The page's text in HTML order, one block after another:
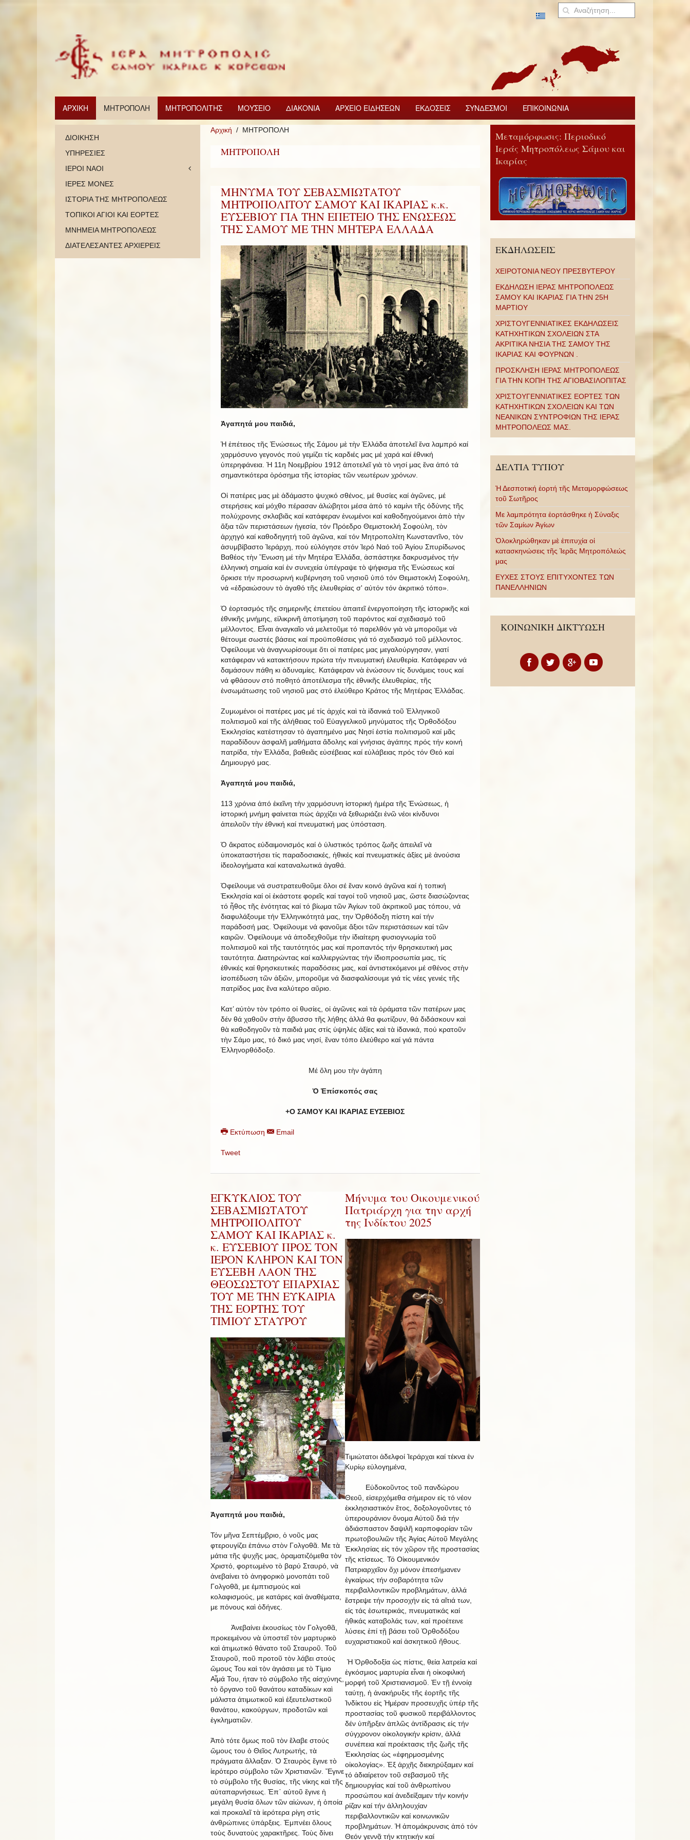
ΑΡΧΙΚΗ ΜΗΤΡΟΠΟΛΗ ΜΗΤΡΟΠΟΛΙΤΗΣ ΜΟΥΣΕΙΟ ΔΙΑΚΟΝΙΑ ΑΡΧΕΙΟ ΕΙΔΗΣΕΩΝ ΕΚΔΟΣΕΙΣ ΣΥΝΔΕΣΜΟΙ ΕΠΙΚΟΙΝΩΝΙΑ
Αρχική ΜΗΤΡΟΠΟΛΗ
ΜΗΤΡΟΠΟΛΗ
ΜΗΝΥΜΑ ΤΟΥ ΣΕΒΑΣΜΙΩΤΑΤΟΥ
ΜΗΤΡΟΠΟΛΙΤΟΥ ΣΑΜΟΥ ΚΑΙ ΙΚΑΡΙΑΣ κ.κ.
ΕΥΣΕΒΙΟΥ ΓΙΑ ΤΗΝ ΕΠΕΤΕΙΟ ΤΗΣ ΕΝΩΣΕΩΣ
ΤΗΣ ΣΑΜΟΥ ΜΕ ΤΗΝ ΜΗΤΕΡΑ ΕΛΛΑΔΑ
Ἀγαπητά μου παιδιά,
Ἡ ἐπέτειος τῆς Ἑνώσεως τῆς Σάμου μὲ τὴν Ἑλλάδα ἀποτελεῖ ἕνα λαμπρό καί
χαρμόσυνο γεγονός πού γεμίζει τίς καρδιές μας μέ χαρά καί ἐθνική
ὑπερηφάνεια. Ἡ 11η Νοεμβρίου 1912 ἀποτελεῖ γιὰ τὸ νησί μας ἕνα ἀπό τά
σημαντικότερα ὁρόσημα τῆς ἱστορίας τῶν νεωτέρων χρόνων.
Οἱ πατέρες μας μὲ ἀδάμαστο ψυχικό σθένος, μέ θυσίες καί ἀγῶνες, μέ
στερήσεις καί μόχθο πέρασαν ἀλώβητοι μέσα ἀπό τό καμίνι τῆς ὀδύνης τῆς
πολύχρονης σκλαβιᾶς καί κατάφεραν ἑνωμένοι καί καθοδηγούμενοι ἀπὸ τὴν
ἄξια τῶν περιστάσεων ἡγεσία, τόν Πρόεδρο Θεμιστοκλή Σοφούλη, τὸν
ἀρχηγό καί καθοδηγητή τοῦ ἀγῶνα, καί τόν Μητροπολίτη Κωνσταντῖνο, τὸν
ἀσυμβίβαστο Ἱεράρχη, πού εὐλόγησε στόν Ἱερό Ναό τοῦ Ἁγίου Σπυρίδωνος
Βαθέος τὴν Ἕνωση μέ τὴν Μητέρα Ἑλλάδα, ἀσπάστηκε δακρυσμένος τήν
ἑλληνική σημαία καί ἐν συνεχεία ὑπέγραψε τὸ ψήφισμα τῆς Ἑνώσεως καί
ὅρκισε τήν προσωρινή κυβέρνηση τοῦ νησιοῦ ὑπό τόν Θεμιστοκλή Σοφούλη,
νά «ἐδραιώσουν τὸ ἀγαθό τῆς ἐλευθερίας σ' αὐτόν τόν ἀκριτικό τόπο».
Ὁ ἑορτασμός τῆς σημερινῆς ἐπετείου ἀπαιτεῖ ἐνεργοποίηση τῆς ἱστορικῆς καὶ
ἐθνικῆς μνήμης, εἰλικρινῆ ἀποτίμηση τοῦ παρόντος καί σχεδιασμό τοῦ
μέλλοντος. Εἶναι ἀναγκαῖο νά μελετοῦμε τό παρελθόν γιὰ νὰ μποροῦμε νὰ
θέτουμε σωστές βάσεις καί προϋποθέσεις γιά τό σχεδιασμό τοῦ μέλλοντος.
Ὀφείλουμε νὰ ἀναγνωρίσουμε ὅτι οἱ πατέρες μας μεγαλούργησαν, γιατί
κατάφεραν νά κατακτήσουν πρώτα τήν πνευματική ἐλευθερία. Κατάφεραν νά
δαμάσουν πάθη κι ἀδυναμίες. Κατάφεραν νὰ ἑνώσουν τίς δυνάμεις τους καί
νά φθάσουν στό ποθητό ἀποτέλεσμα τῆς ἐθνικῆς ἐλευθερίας, τῆς
ἐνσωμάτωσης τοῦ νησιοῦ μας στό ἐλεύθερο Κράτος τῆς Μητέρας Ἑλλάδας.
Ζυμωμένοι οἱ πατέρες μας μέ τίς ἀρχές καὶ τὰ ἰδανικά τοῦ Ἑλληνικοῦ
πολιτισμοῦ καί τῆς ἀλήθειας τοῦ Εὐαγγελικοῦ μηνύματος τῆς Ὀρθοδόξου
Ἐκκλησίας κατέστησαν τὸ ἀγαπημένο μας Νησί ἑστία πολιτισμοῦ καί μᾶς
παραδίδουν ἀσφαλῆ μαθήματα ἄδολης καί γνήσιας ἀγάπης πρός τήν κοινή
πατρίδα, τὴν Ἑλλάδα, βαθειᾶς εὐσέβειας καί εὐλάβειας πρός τόν Θεό καί
Δημιουργό μας.
Ἀγαπητά μου παιδιά,
113 χρόνια ἀπό ἐκεῖνη τὴν χαρμόσυνη ἱστορική ἡμέρα τῆς Ἑνώσεως, ἡ
ἱστορική μνήμη φαίνεται πώς ἀρχίζει νά ξεθωριάζει ἐνῶ νέοι κίνδυνοι
ἀπειλοῦν τὴν ἐθνική καί πνευματική μας ὑπόσταση.
Ὁ ἄκρατος εὐδαιμονισμός καί ὁ ὑλιστικός τρόπος ζωῆς ἀπειλεῖ νὰ
ὑποκαταστήσει τίς παραδοσιακές, ἠθικές καί πνευματικές ἀξίες μὲ ἀνούσια
ἰδεολογήματα καί καταναλωτικά ἀγαθά.
Ὀφείλουμε νά συστρατευθοῦμε ὅλοι σέ ἕναν κοινό ἀγῶνα καί ἡ τοπική
Ἐκκλησία καί οἱ ἑκάστοτε φορεῖς καί ταγοί τοῦ νησιοῦ μας, ὥστε διασώζοντας
τό ἦθος τῆς ἑνότητας καί τό βίωμα τῶν Ἁγίων τοῦ ἀκριτικοῦ μας τόπου, νά
διαφυλάξουμε τήν Ἑλληνικότητά μας, την Ὀρθόδοξη πίστη καί τήν
παράδοσή μας. Ὀφείλουμε νά φανοῦμε ἄξιοι τῶν περιστάσεων καί τῶν
καιρῶν. Ὀφείλουμε νά ἀποδεχθοῦμε τὴν ἰδιαίτερη φυσιογνωμία τοῦ
πολιτισμοῦ καὶ τῆς ταυτότητός μας καί προπαντός τήν θρησκευτική μας
ταυτότητα. Διατηρώντας καί καλλιεργώντας τήν ἰδιοπροσωπία μας, τίς
ἐθνικές καί θρησκευτικές παραδόσεις μας, καί ἀντιστεκόμενοι μέ σθένος στὴν
ἰσοπέδωση τῶν ἀξιῶν, μποροῦμε νά διασφαλίσουμε γιά τίς νέες γενιές τῆς
πατρίδος μας ἕνα καλύτερο αὔριο.
Κατ’ αὐτὸν τὸν τρόπο οἱ θυσίες, οἱ ἀγῶνες καὶ τὰ ὁράματα τῶν πατέρων μας
δέν θά χαθοῦν στὴν ἄβυσσο τῆς λήθης ἀλλά θα φωτίζουν, θά διδάσκουν καὶ
θὰ καθοδηγοῦν τὰ παιδιά μας στίς ὑψηλές ἀξίες καὶ τὰ ἰδανικά, πού κρατοῦν
τὴν Σάμο μας, τό δικό μας νησί, ἕναν τόπο ἐλεύθερο καί γιά πάντα
Ἑλληνορθόδοξο.
Μέ ὅλη μου τὴν ἀγάπη
Ὁ Ἐπίσκοπός σας
+Ο ΣΑΜΟΥ ΚΑΙ ΙΚΑΡΙΑΣ ΕΥΣΕΒΙΟΣ
Εκτύπωση Email
Tweet
ΕΓΚΥΚΛΙΟΣ ΤΟΥ
ΣΕΒΑΣΜΙΩΤΑΤΟΥ
ΜΗΤΡΟΠΟΛΙΤΟΥ
ΣΑΜΟΥ ΚΑΙ ΙΚΑΡΙΑΣ κ.
κ. ΕΥΣΕΒΙΟΥ ΠΡΟΣ ΤΟΝ
ΙΕΡΟΝ ΚΛΗΡΟΝ ΚΑΙ ΤΟΝ
ΕΥΣΕΒΗ ΛΑΟΝ ΤΗΣ
ΘΕΟΣΩΣΤΟΥ ΕΠΑΡΧΙΑΣ
ΤΟΥ ΜΕ ΤΗΝ ΕΥΚΑΙΡΙΑ
ΤΗΣ ΕΟΡΤΗΣ ΤΟΥ
ΤΙΜΙΟΥ ΣΤΑΥΡΟΥ
Ἀγαπητά μου παιδιἀ,
Τόν μῆνα Σεπτέμβριο, ὁ νοῦς μας
φτερουγίζει ἐπάνω στὸν Γολγοθᾶ. Με τὰ
μάτια τῆς ψυχῆς μας, ὁραματιζόμεθα τὸν
Χριστό, φορτωμένο τὸ βαρύ Σταυρό, νὰ
ἀνεβαίνει τὸ ἀνηφορικὸ μονοπάτι τοῦ
Γολγοθᾶ, με ἐμπτισμούς καὶ
κολαφισμούς, με κατάρες καὶ ἀναθέματα,
με πόνους καὶ ὀδήνες.
Ἀνεβαίνει ἐκουσίως τὸν Γολγοθᾶ,
προκειμένου νὰ ὑποστεῖ τὸν μαρτυρικὸ
καὶ ἀτιμωτικό θάνατο τοῦ Σταυροῦ. Τοῦ
Σταυροῦ, ποῦ προτοῦ τὸν λάβει στούς
ὥμους Του καὶ τὸν ἁγιάσει με τὸ Τίμιο
Αἷμά Του, ήταν τὸ σύμβολο τῆς αἰσχύνης,
τὸ ὄργανο τοῦ θανάτου καταδίκων καὶ
μάλιστα ἀτιμωτικοῦ καὶ ἐξευτελιστικοῦ
θανάτου, κακούργων, προδοτῶν καὶ
ἐγκληματιῶν.
Ἀπὸ τότε ὅμως ποῦ τὸν ἔλαβε στούς
ὥμους του ὁ Θεῖος Λυτρωτής, τὰ
πράγματα ἄλλαξαν. Ὁ Σταυρὸς ἔγινε τὸ
ἱερότερο σύμβολο τῶν Χριστιανῶν. Ἔγινε
τὸ σύμβολο τῆς θυσίας, τῆς νίκης καὶ τῆς
αὐταπαρνήσεως. Ἐπ᾿ αὐτοῦ ἔγινε ἡ
μεγάλη θυσία ὅλων τῶν αἰώνων, ἡ ὁποία
καὶ προκαλεῖ τὰ ἱερότερα ρίγη στὶς
ἀνθρώπινες ὑπάρξεις. Ἐμπνέει ὅλους
τοὺς δυνατοὺς χαρακτῆρες. Τοὺς δίνει
Μήνυμα του Οικουμενικού
Πατριάρχη για την αρχή
της Ινδίκτου 2025
Τιμιώτατοι ἀδελφοί Ἱεράρχαι καί τέκνα ἐν
Κυρίῳ εὐλογημένα,
Εὐδοκοῦντος τοῦ πανδώρου
Θεοῦ, εἰσερχόμεθα σήμερον εἰς τό νέον
ἐκκλησιαστικόν ἔτος, δοξολογοῦντες τό
ὑπερουράνιον ὄνομα Αὐτοῦ διά τήν
ἀδιάσπαστον δαψιλῆ καρποφορίαν τῶν
πρωτοβουλιῶν τῆς Ἁγίας Αὐτοῦ Μεγάλης
Ἐκκλησίας εἰς τόν χῶρον τῆς προστασίας
τῆς κτίσεως. Τό Οἰκουμενικόν
Πατριαρχεῖον ὄχι μόνον ἐπεσήμανεν
ἐγκαίρως τήν σοβαρότητα τῶν
περιβαλλοντικῶν προβλημάτων, ἀλλά
ἔστρεψε τήν προσοχήν εἰς τά αἴτιά των,
εἰς τάς ἐσωτερικάς, πνευματικάς καί
ἠθικάς καταβολάς των, καί προέτεινε
λύσεις ἐπί τῇ βάσει τοῦ Ὀρθοδόξου
ευχαριστιακοῦ καί ἀσκητικοῦ ἤθους.
Ἡ Ὀρθοδοξία ὡς πίστις, θεία λατρεία καί
ἐγκόσμιος μαρτυρία εἶναι ἡ οἰκοφιλική
μορφή τοῦ Χριστιανισμοῦ. Ἐν τῇ ἐννοίᾳ
ταύτῃ, ἡ ἀνακήρυξις τῆς ἑορτῆς τῆς
Ἰνδίκτου εἰς Ἡμέραν προσευχῆς ὑπέρ τῆς
προστασίας τοῦ φυσικοῦ περιβάλλοντος
δέν ὑπῆρξεν ἁπλῶς ἀντίδρασις εἰς τήν
σύγχρονον οἰκολογικήν κρίσιν, ἀλλά
συνέπεια καί προέκτασις τῆς ζωῆς τῆς
Ἐκκλησίας ὡς «ἐφηρμοσμένης
οἰκολογίας». Ἐξ ἀρχῆς διεκηρύξαμεν καί
τό ἀδιαίρετον τοῦ σεβασμοῦ τῆς
δημιουργίας καί τοῦ ἀνθρωπίνου
προσώπου καί ἀνεδείξαμεν τήν κοινήν
ρίζαν καί τήν ἀλληλουχίαν
περιβαλλοντικῶν καί κοινωνικῶν
προβλημάτων. Ἡ ἀπομάκρυνσις ἀπό τόν
Θεόν γεννᾷ τήν κτητικήν καί
ΔΙΟΙΚΗΣΗ
ΥΠΗΡΕΣΙΕΣ
ΙΕΡΟΙ ΝΑΟΙ
ΙΕΡΕΣ ΜΟΝΕΣ
ΙΣΤΟΡΙΑ ΤΗΣ ΜΗΤΡΟΠΟΛΕΩΣ
ΤΟΠΙΚΟΙ ΑΓΙΟΙ ΚΑΙ ΕΟΡΤΕΣ
ΜΝΗΜΕΙΑ ΜΗΤΡΟΠΟΛΕΩΣ
ΔΙΑΤΕΛΕΣΑΝΤΕΣ ΑΡΧΙΕΡΕΙΣ
Μεταμόρφωσις: Περιοδικό
Ιεράς Μητροπόλεως Σάμου και
Ικαρίας
ΕΚΔΗΛΩΣΕΙΣ
ΧΕΙΡΟΤΟΝΙΑ ΝΕΟΥ ΠΡΕΣΒΥΤΕΡΟΥ
ΕΚΔΗΛΩΣΗ ΙΕΡΑΣ ΜΗΤΡΟΠΟΛΕΩΣ
ΣΑΜΟΥ ΚΑΙ ΙΚΑΡΙΑΣ ΓΙΑ ΤΗΝ 25Η
ΜΑΡΤΙΟΥ
ΧΡΙΣΤΟΥΓΕΝΝΙΑΤΙΚΕΣ ΕΚΔΗΛΩΣΕΙΣ
ΚΑΤΗΧΗΤΙΚΩΝ ΣΧΟΛΕΙΩΝ ΣΤΑ
ΑΚΡΙΤΙΚΑ ΝΗΣΙΑ ΤΗΣ ΣΑΜΟΥ ΤΗΣ
ΙΚΑΡΙΑΣ ΚΑΙ ΦΟΥΡΝΩΝ .
ΠΡΟΣΚΛΗΣΗ ΙΕΡΑΣ ΜΗΤΡΟΠΟΛΕΩΣ
ΓΙΑ ΤΗΝ ΚΟΠΗ ΤΗΣ ΑΓΙΟΒΑΣΙΛΟΠΙΤΑΣ
ΧΡΙΣΤΟΥΓΕΝΝΙΑΤΙΚΕΣ ΕΟΡΤΕΣ ΤΩΝ
ΚΑΤΗΧΗΤΙΚΩΝ ΣΧΟΛΕΙΩΝ ΚΑΙ ΤΩΝ
ΝΕΑΝΙΚΩΝ ΣΥΝΤΡΟΦΙΩΝ ΤΗΣ ΙΕΡΑΣ
ΜΗΤΡΟΠΟΛΕΩΣ ΜΑΣ.
ΔΕΛΤΙΑ ΤΥΠΟΥ
Ἡ Δεσποτική ἑορτή τῆς Μεταμορφώσεως
τοῦ Σωτῆρος
Με λαμπρότητα ἑορτάσθηκε ἡ Σύναξις
τῶν Σαμίων Ἁγίων
Ὁλοκληρώθηκαν μὲ ἐπιτυχία οἱ
κατασκηνώσεις τῆς Ἱερᾶς Μητροπόλεώς
μας
ΕΥΧΕΣ ΣΤΟΥΣ ΕΠΙΤΥΧΟΝΤΕΣ ΤΩΝ
ΠΑΝΕΛΛΗΝΙΩΝ
ΚΟΙΝΩΝΙΚΗ ΔΙΚΤΥΩΣΗ